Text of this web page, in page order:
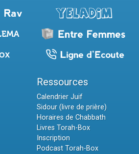
Ressources
Calendrier Juif
Sidour (livre de prière)
Horaires de Chabbath
Livres Torah-Box
Inscription
Podcast Torah-Box